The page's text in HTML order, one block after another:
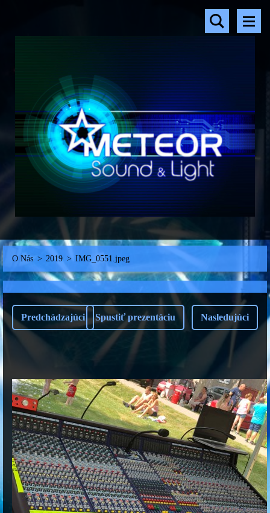
O Nás > 2019 > IMG_0551.jpeg
Predchádzajúci Spustiť prezentáciu Nasledujúci